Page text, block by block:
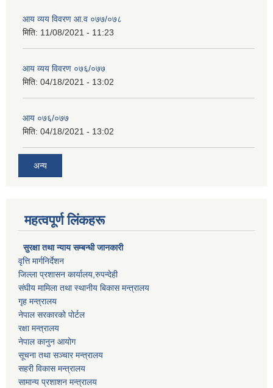
आय व्यय विवरण आ.व ०७७/०७८
मिति: 11/08/2021 - 11:23
आय व्यय विवरण ०७६/०७७
मिति: 04/18/2021 - 13:02
आय ०७६/०७७
मिति: 04/18/2021 - 13:02
अन्य
महत्वपूर्ण लिंकहरू
सुरक्षा तथा न्याय सम्बन्धी जानकारी
वृत्ति मार्गनिर्देशन
जिल्ला प्रशासन कार्यालय,रुपन्देही
संघीय मामिला तथा स्थानीय बिकास मन्त्रालय
गृह मन्त्रालय
नेपाल सरकारको पोर्टल
रक्षा मन्त्रालय
नेपाल कानुन आयोग
सूचना तथा सञ्चार मन्त्रालय
सहरी विकास मन्त्रालय
सामान्य प्रशाशन मन्त्रालय